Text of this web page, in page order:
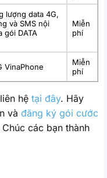
lượng data 4G,
và SMS nội
gói DATA
Miễn
phí
VinaPhone
Miễn
phí
hệ tại đây. Hãy
và đăng ký gói cước
các bạn thành